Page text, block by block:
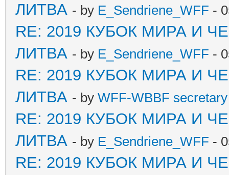
ЛИТВА - by E_Sendriene_WFF -
RE: 2019 КУБОК МИРА И
ЛИТВА - by E_Sendriene_WFF -
RE: 2019 КУБОК МИРА И
ЛИТВА - by WFF-WBBF
RE: 2019 КУБОК МИРА И
ЛИТВА - by E_Sendriene_WFF -
RE: 2019 КУБОК МИРА И